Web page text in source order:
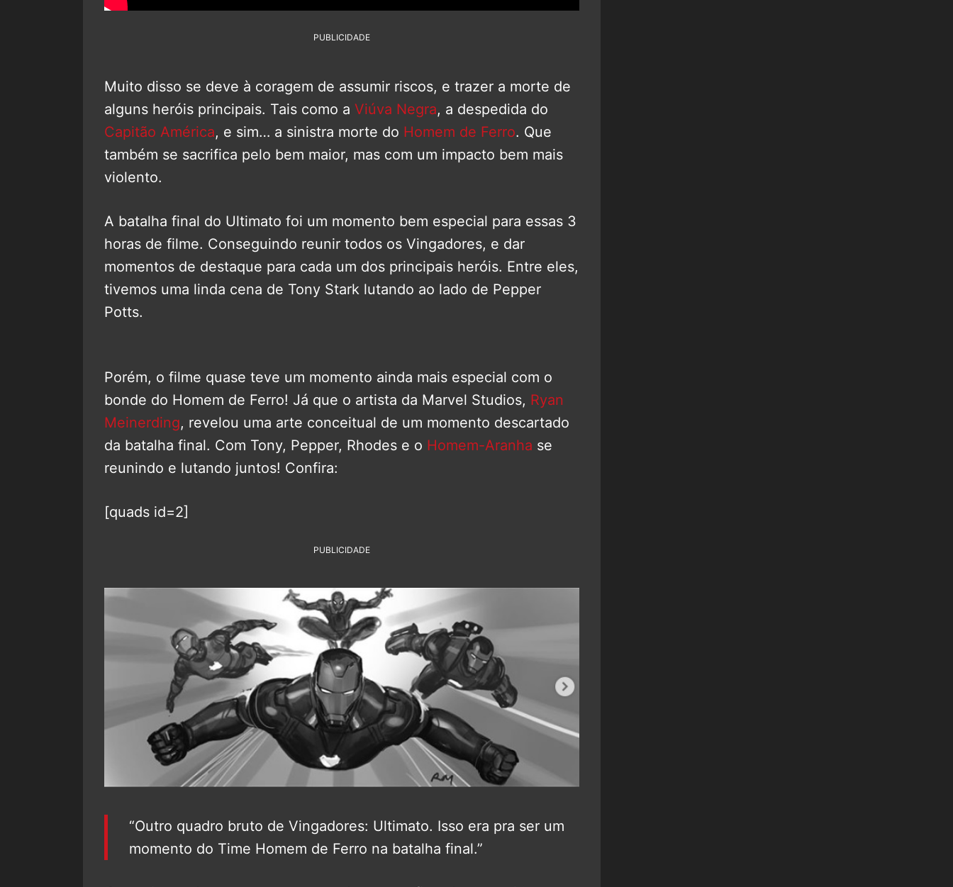
PUBLICIDADE
Muito disso se deve à coragem de assumir riscos, e trazer a morte de
alguns heróis principais. Tais como a Viúva Negra, a despedida do
Capitão América, e sim… a sinistra morte do Homem de Ferro. Que
também se sacrifica pelo bem maior, mas com um impacto bem mais
violento.
A batalha final do Ultimato foi um momento bem especial para essas 3
horas de filme. Conseguindo reunir todos os Vingadores, e dar
momentos de destaque para cada um dos principais heróis. Entre eles,
tivemos uma linda cena de Tony Stark lutando ao lado de Pepper
Potts.
Porém, o filme quase teve um momento ainda mais especial com o
bonde do Homem de Ferro! Já que o artista da Marvel Studios, Ryan
Meinerding, revelou uma arte conceitual de um momento descartado
da batalha final. Com Tony, Pepper, Rhodes e o Homem-Aranha se
reunindo e lutando juntos! Confira:
[quads id=2]
PUBLICIDADE
“Outro quadro bruto de Vingadores: Ultimato. Isso era pra ser um
momento do Time Homem de Ferro na batalha final.”